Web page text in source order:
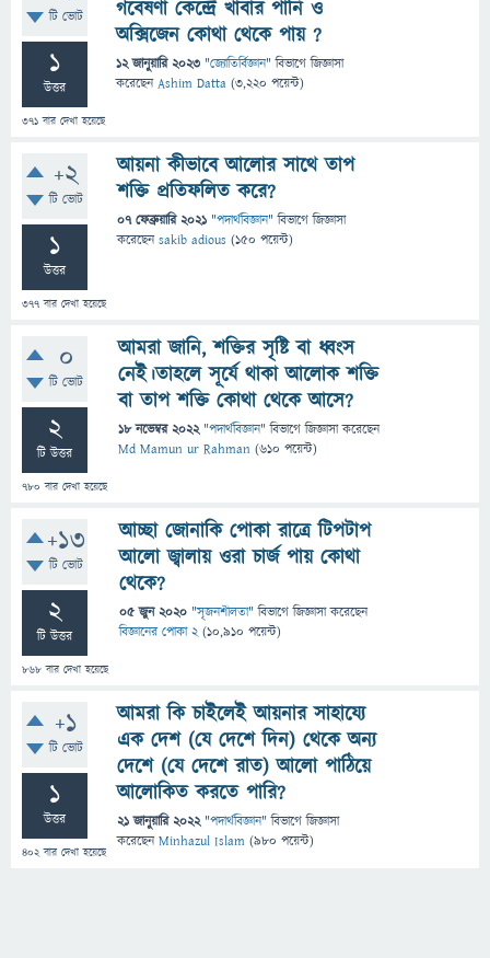
টি ভোট
1
উত্তর
371 বার দেখা হয়েছে
গবেষণা কেন্দ্রে খাবার পানি ও
অক্সিজেন কোথা থেকে পায় ?
12 জানুয়ারি 2023 "জ্যোতির্বিজ্ঞান" বিভাগে জিজ্ঞাসা
করেছেনAshim Datta (3,220 পয়েন্ট)
+2
টি ভোট
1
উত্তর
377 বার দেখা হয়েছে
আয়না কীভাবে আলোর সাথে তাপ
শক্তি প্রতিফলিত করে?
07 ফেব্রুয়ারি 2021 "পদার্থবিজ্ঞান" বিভাগে জিজ্ঞাসা
করেছেনsakib adious (150 পয়েন্ট)
0
টি ভোট
2
টি উত্তর
780 বার দেখা হয়েছে
আমরা জানি, শক্তির সৃষ্টি বা ধ্বংস
নেই।তাহলে সূর্যে থাকা আলোক শক্তি
বা তাপ শক্তি কোথা থেকে আসে?
18 নভেম্বর 2022 "পদার্থবিজ্ঞান" বিভাগে জিজ্ঞাসাকরেছেন
Md Mamun ur Rahman (610 পয়েন্ট)
+13
টি ভোট
2
টি উত্তর
868 বার দেখা হয়েছে
আচ্ছা জোনাকি পোকা রাত্রে টিপটাপ
আলো জ্বালায় ওরা চার্জ পায় কোথা
থেকে?
05 জুন 2020 "সৃজনশীলতা" বিভাগে জিজ্ঞাসাকরেছেন
বিজ্ঞানের পোকা 2 (10,910 পয়েন্ট)
+1
টি ভোট
1
উত্তর
402বার দেখা হয়েছে
আমরা কি চাইলেই আয়নার সাহায্যে
এক দেশ (যে দেশে দিন) থেকে অন্য
দেশে (যে দেশে রাত) আলো পাঠিয়ে
আলোকিত করতে পারি?
21 জানুয়ারি 2022 "পদার্থবিজ্ঞান" বিভাগে জিজ্ঞাসা
করেছেনMinhazul Islam (980 পয়েন্ট)